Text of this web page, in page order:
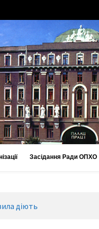
Засідання Ради ОПХО
діють